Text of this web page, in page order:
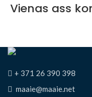
Vienas ass
+ 371 26 390 398
maaie@maaie.net